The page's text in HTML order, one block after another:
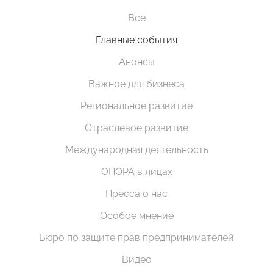
Все
Главные события
Анонсы
Важное для бизнеса
Региональное развитие
Отраслевое развитие
Международная деятельность
ОПОРА в лицах
Пресса о нас
Особое мнение
Бюро по защите прав предпринимателей
Видео